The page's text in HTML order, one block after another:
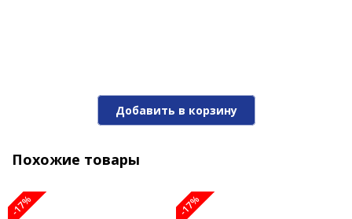
-17%
Добавить в корзину
Похожие товары
-17% -17%